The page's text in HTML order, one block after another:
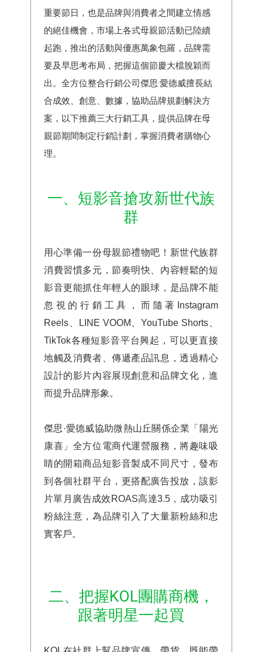
重要節日，也是品牌與消費者之間建立情感
的絕佳機會，市場上各式母親節活動已陸續
起跑，推出的活動與優惠萬象包羅，品牌需
要及早思考布局，把握這個節慶大檔脫穎而
出。全方位整合行銷公司傑思·愛德威擅長結
合成效、創意、數據，協助品牌規劃解決方
案，以下推薦三大行銷工具，提供品牌在母
親節期間制定行銷計劃，掌握消費者購物心
理。
一、短影音搶攻新世代族
群
用心準備一份母親節禮物吧！新世代族群
消費習慣多元，節奏明快、內容輕鬆的短
影音更能抓住年輕人的眼球，是品牌不能
忽視的行銷工具，而隨著Instagram
Reels、LINE VOOM、YouTube Shorts、
TikTok各種短影音平台興起，可以更直接
地觸及消費者、傳遞產品訊息，透過精心
設計的影片內容展現創意和品牌文化，進
而提升品牌形象。
傑思·愛德威協助微熱山丘關係企業「陽光
康喜」全方位電商代運營服務，將趣味吸
睛的開箱商品短影音製成不同尺寸，發布
到各個社群平台，更搭配廣告投放，該影
片單月廣告成效ROAS高達3.5，成功吸引
粉絲注意，為品牌引入了大量新粉絲和忠
實客戶。
二、把握KOL團購商機，
跟著明星一起買